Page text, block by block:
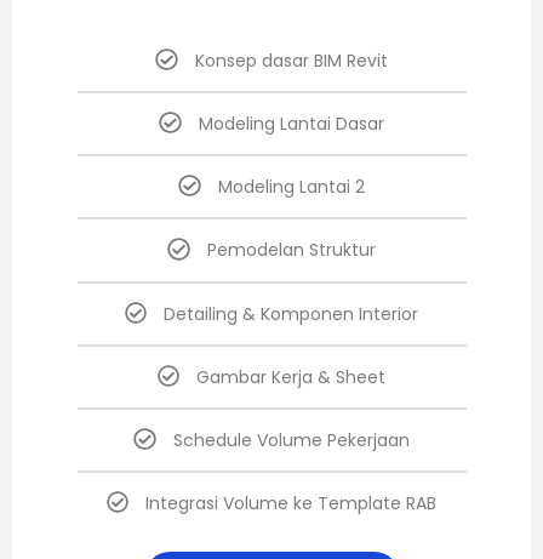
Konsep dasar BIM Revit
Modeling Lantai Dasar
Modeling Lantai 2
Pemodelan Struktur
Detailing & Komponen Interior
Gambar Kerja & Sheet
Schedule Volume Pekerjaan
Integrasi Volume ke Template RAB